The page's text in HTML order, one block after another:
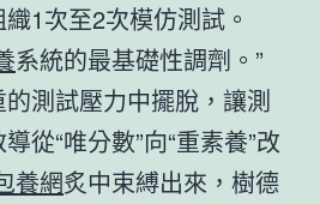
1次至2次模仿測試。
系統的最基礎性調劑。”
測試壓力中擺脫，讓測
從“唯分數”向“重素養”改
養網炙中束縛出來，樹德